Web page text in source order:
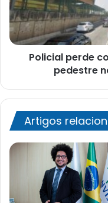
e
atropela
pedestre
na
Policial perde
pedestre
Artigos